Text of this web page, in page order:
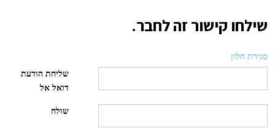
שילחו קישור זה לחבר.
סגירת חלון
שליחת הודעת
דואל אל
שולח